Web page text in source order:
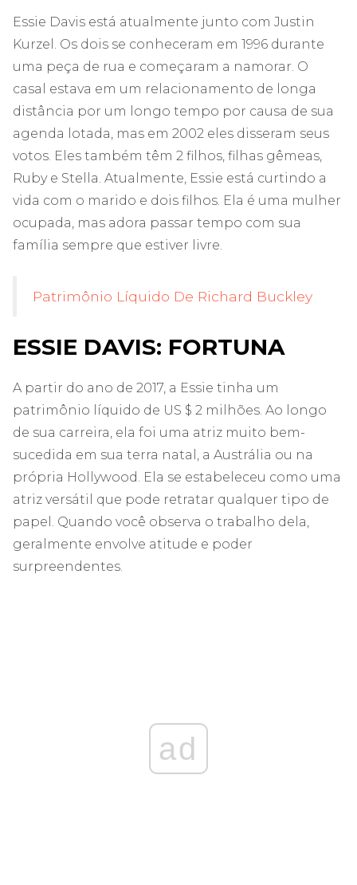
Essie Davis está atualmente junto com Justin
Kurzel. Os dois se conheceram em 1996 durante
uma peça de rua e começaram a namorar. O
casal estava em um relacionamento de longa
distância por um longo tempo por causa de sua
agenda lotada, mas em 2002 eles disseram seus
votos. Eles também têm 2 filhos, filhas gêmeas,
Ruby e Stella. Atualmente, Essie está curtindo a
vida com o marido e dois filhos. Ela é uma mulher
ocupada, mas adora passar tempo com sua
família sempre que estiver livre.
Patrimônio Líquido De Richard Buckley
ESSIE DAVIS: FORTUNA
A partir do ano de 2017, a Essie tinha um
patrimônio líquido de US $ 2 milhões. Ao longo
de sua carreira, ela foi uma atriz muito bem-
sucedida em sua terra natal, a Austrália ou na
própria Hollywood. Ela se estabeleceu como uma
atriz versátil que pode retratar qualquer tipo de
papel. Quando você observa o trabalho dela,
geralmente envolve atitude e poder
surpreendentes.
ad